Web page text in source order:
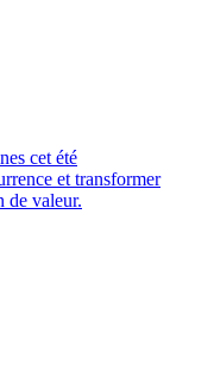
cet été
et transformer
de valeur.